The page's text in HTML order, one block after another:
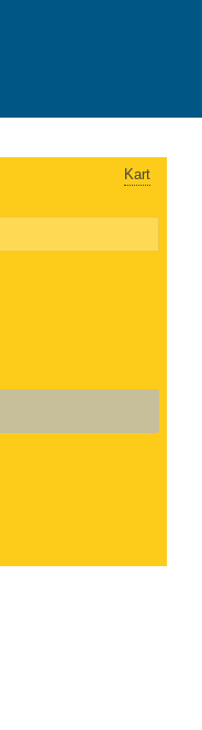
Kart